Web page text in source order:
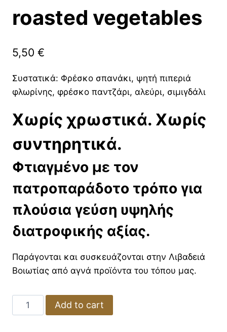
roasted vegetables
5,50 €
Συστατικά: Φρέσκο σπανάκι, ψητή πιπεριά
φλωρίνης, φρέσκο παντζάρι, αλεύρι, σιμιγδάλι
Χωρίς χρωστικά. Χωρίς
συντηρητικά.
Φτιαγμένο με τον
πατροπαράδοτο τρόπο για
πλούσια γεύση υψηλής
διατροφικής αξίας.
Παράγονται και συσκευάζονται στην Λιβαδειά
Βοιωτίας από αγνά προϊόντα του τόπου μας.
Made
by
Add to cart